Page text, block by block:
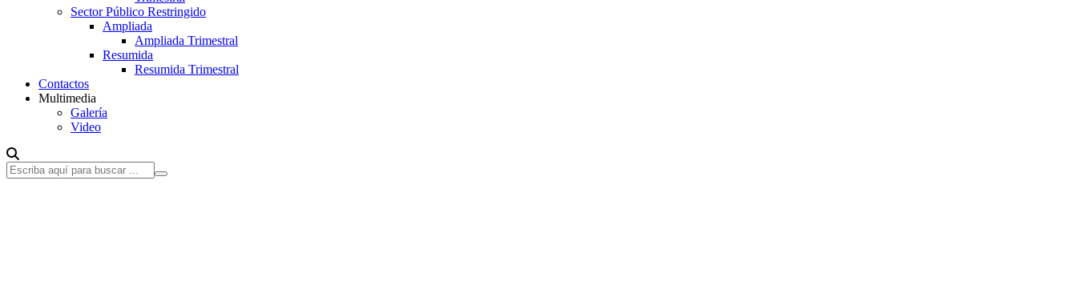
Sector Público Restringido
Ampliada
Ampliada Trimestral
Resumida
Resumida Trimestral
Contactos
Multimedia
Galería
Video